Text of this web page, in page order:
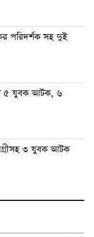
পরিদর্শক সহ দুই
৫ যুবক আটক, ৬
৩ যুবক আটক